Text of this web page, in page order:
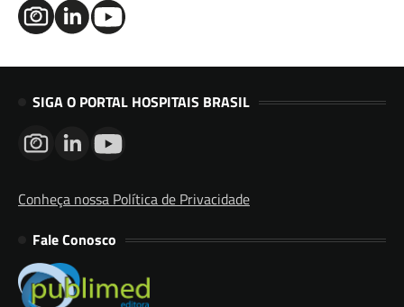
SIGA O PORTAL HOSPITAIS BRASIL
Conheça nossa Política de Privacidade
Fale Conosco